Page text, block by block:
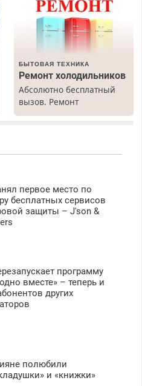
Все районы. Скидка.
Вызов бесплатный.
БЫТОВАЯ ТЕХНИКА
Ремонт холодильников
Абсолютно бесплатный
вызов. Ремонт
холодильников всех
первое место по
бесплатных сервисов
защиты – J'son &
программу
вместе» – теперь и
других
полюбили
и «книжки»